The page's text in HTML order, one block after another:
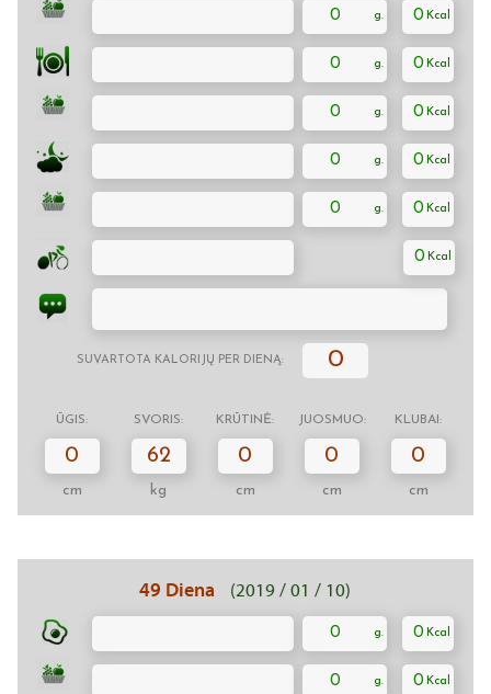
0 0
0 0
0 0
0 0
0 0
0
SUVARTOTA KALORIJŲ PER DIENĄ: 0
ŪGIS: SVORIS: KRŪTINĖ: JUOSMUO: KLUBAI:
0
cm
62
kg
0
cm
0
cm
0
cm
49 Diena (2019 / 01 / 10)
0 0
0 0